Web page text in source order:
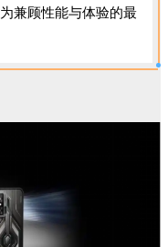
为兼顾性能与体验的最